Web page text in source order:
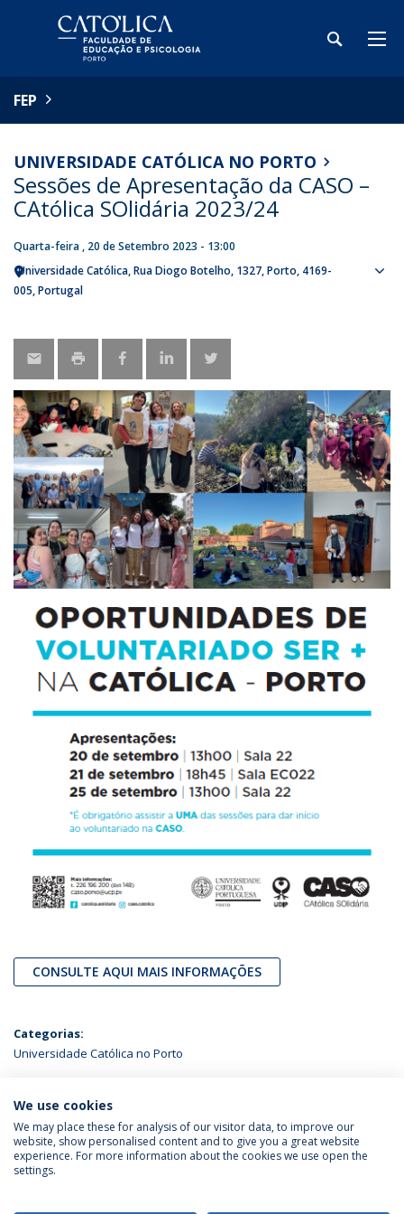
FEP
UNIVERSIDADE CATÓLICA NO PORTO
Sessões de Apresentação da CASO –
CAtólica SOlidária 2023/24
Quarta-feira , 20 de Setembro 2023 - 13:00
Universidade Católica Rua Diogo Botelho, 1327 Porto 4169-
005 Portugal
CONSULTE AQUI MAIS INFORMAÇÕES
Categorias:
Universidade Católica no Porto
ÚLTIMAS NOTÍCIAS
Política de Privacidade
Termos & Condições
We use cookies
We may place these for analysis of our visitor data, to improve our
website, show personalised content and to give you a great website
experience. For more information about the cookies we use open the
settings.